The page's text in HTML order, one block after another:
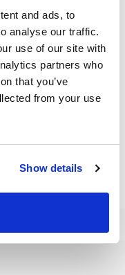
and ads, to
analyse our traffic.
use of our site with
partners who
that you’ve
from your use
Show details